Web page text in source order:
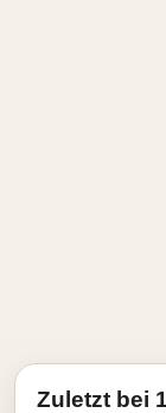
Zuletzt bei